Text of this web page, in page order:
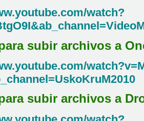
watch?
subir archivos a
subir archivos a